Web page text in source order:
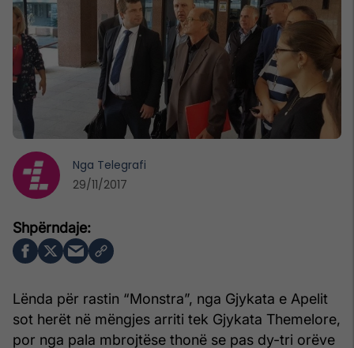
Lënda për rastin “Monstra”, nga Gjykata e Apelit
sot herët në mëngjes arriti tek Gjykata Themelore,
por nga pala mbrojtëse thonë se pas dy-tri orëve
Nga Telegrafi
29/11/2017